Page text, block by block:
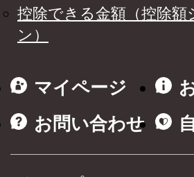
控除できる金額（控除額
ン）
マイページ
お問い合わせ